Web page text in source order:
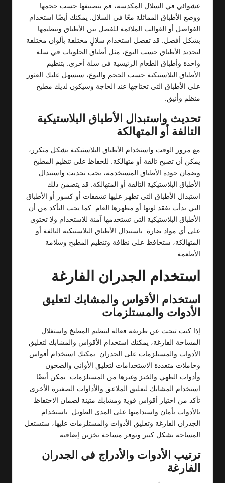
عشوائي في السلال المكدسة، قم بتصنيفها حسب حجمها
ووضع الأطباق المماثلة معًا في السلال. يمكنك أيضًا استخدام
الفواصل أو القوالب الملائمة للفصل بين الأطباق وتنظيمها
بشكل أفضل. قد تفضل استخدام سلالٍ مختلفة بألوان مختلفة
لتحديد الأطباق حسب النوع، مثل أطباق الحلويات في سلة
واحدة وأطباق الطعام الرئيسية في سلة أخرى. بتنظيم
الأطباق البلاستيكية حسب الحجم والنوع، سيسهل عليك العثور
على الأطباق التي تحتاجها عند الحاجة وسيكون لديك مطبخ
منظم وأنيق.
تحديث واستبدال الأطباق البلاستيكية
التالفة أو المتهالكة
مع مرور الوقت واستخدام الأطباق البلاستيكية بشكل متكرر،
يمكن أن تصبح تالفة أو متهالكة. للحفاظ على تنظيم المطبخ
وضمان جودة الأطباق المستخدمة، يجب تحديث واستبدال
الأطباق البلاستيكية التالفة أو المتهالكة. قد يتضمن ذلك
استبدال الأطباق التي تظهر عليها تشققات أو كسور أو الأطباق
التي بدأت تفقد لونها أو مظهرها العام. كما يجب التأكد من أن
الأطباق البلاستيكية التي تستخدمها آمنة للاستخدام ولا تحتوي
على أي مواد ضارة. باستبدال الأطباق البلاستيكية التالفة أو
المتهالكة، ستحافظ على نظافة وتنظيم المطبخ وسلامة
الأطعمة.
استخدام الجدران الفارغة
استخدام الأقواس والمشابك لتعليق
الأدوات والمستلزمات
إذا كنت تبحث عن طريقة فعالة لتنظيم المطبخ واستغلال
المساحة الفارغة، يمكنك استخدام الأقواس والمشابك لتعليق
الأدوات والمستلزمات على الجدران. يمكنك استخدام أقواس
وحاملات متعددة الاستخدامات لتعليق الأواني والصحون
وأدوات الطهي والخبز وغيرها من المستلزمات. يمكن أيضًا
استخدام المشابك لتعليق الملاعق والأداوات الصغيرة الأخرى.
تأكد من اختيار أقواس قوية ومشابك متينة لضمان الاحتفاظ
بالأدوات بأمان واستدامتها على المدى الطويل. باستخدام
الجدران الفارغة وتعليق الأدوات والمستلزمات عليها، ستستغل
المساحة بشكل كبير وتوفر مساحة تخزين إضافية.
ترتيب الأدوات والأدراج في الجدران
الفارغة